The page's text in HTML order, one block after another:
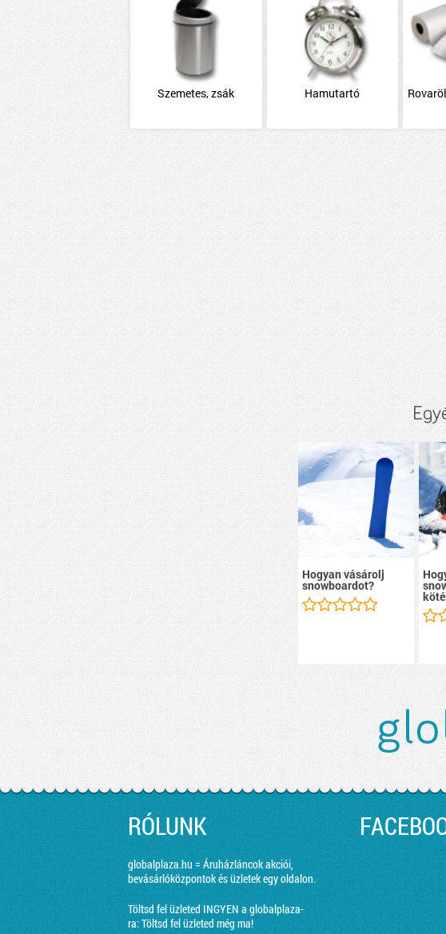
Szemetes, zsák Hamutartó
Hogyan vásárolj
snowboardot?
RÓLUNK
globalplaza.hu = Áruházláncok akciói,
bevásárlóközpontok és üzletek egy oldalon.
Töltsd fel üzleted INGYEN a globalplaza-
ra:Töltsd fel üzleted még ma!